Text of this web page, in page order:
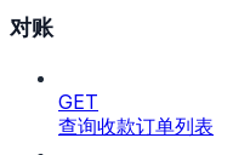
对账
GET
查询收款订单列表